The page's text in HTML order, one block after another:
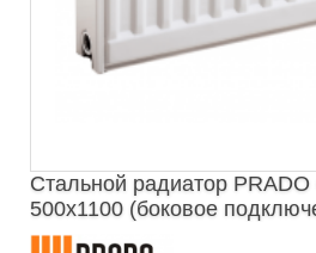
Стальной радиатор PRADO
500х1100 (боковое